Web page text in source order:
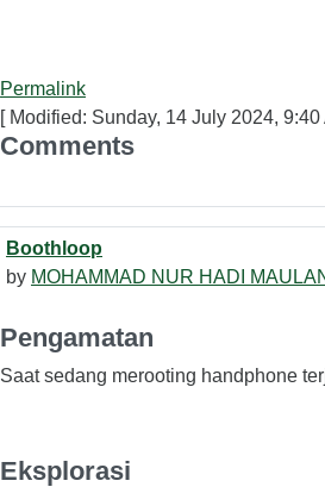
Permalink
[ Modified: Sunday, 14 July 2024, 9:40
Comments
Boothloop
by MOHAMMAD NUR HADI
Pengamatan
Saat sedang merooting handphone
Eksplorasi